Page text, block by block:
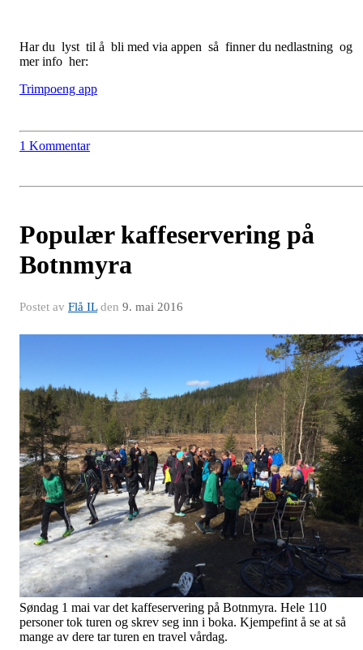
Har du lyst til å bli med via appen så finner du nedlastning og
mer info her:
Trimpoeng app
1 Kommentar
Populær kaffeservering på
Botnmyra
Postet av Flå ILden 9. mai 2016
Søndag 1 mai var det kaffeservering på Botnmyra. Hele 110
personer tok turen og skrev seg inn i boka. Kjempefint å se at så
mange av dere tar turen en travel vårdag.